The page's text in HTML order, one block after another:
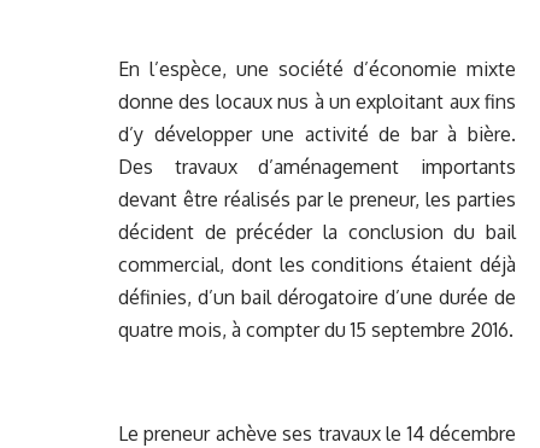
En l’espèce, une société d’économie mixte
donne des locaux nus à un exploitant aux fins
d’y développer une activité de bar à bière.
Des travaux d’aménagement importants
devant être réalisés par le preneur, les parties
décident de précéder la conclusion du bail
commercial, dont les conditions étaient déjà
définies, d’un bail dérogatoire d’une durée de
quatre mois, à compter du 15 septembre 2016.
Le preneur achève ses travaux le 14 décembre